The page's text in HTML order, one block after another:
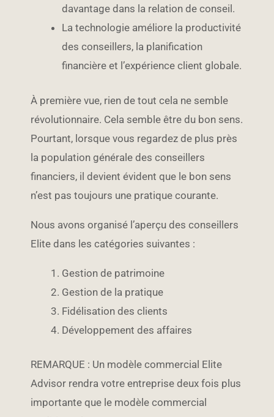
davantage dans la relation de conseil.
La technologie améliore la productivité
des conseillers, la planification
financière et l’expérience client globale.
À première vue, rien de tout cela ne semble
révolutionnaire. Cela semble être du bon sens.
Pourtant, lorsque vous regardez de plus près
la population générale des conseillers
financiers, il devient évident que le bon sens
n’est pas toujours une pratique courante.
Nous avons organisé l’aperçu des conseillers
Elite dans les catégories suivantes :
Gestion de patrimoine
Gestion de la pratique
Fidélisation des clients
Développement des affaires
REMARQUE : Un modèle commercial Elite
Advisor rendra votre entreprise deux fois plus
importante que le modèle commercial